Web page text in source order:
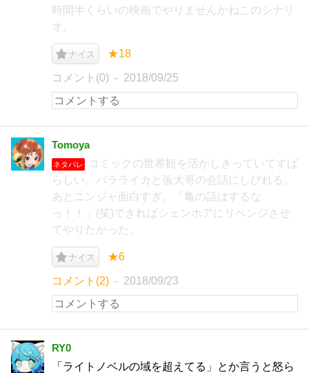
時間半くらいの映画でやりませんかねこのシナリ
オ。
ナイス ★18
コメント(0) 2018/09/25
Tomoya
ネタバレ
コミックの世界観を活かしきっていてすば
らしい。バラライカと張大哥の会話にしびれる。
あとニンジャ面白すぎ。「亀の話はするな
っ！！」(笑)できればシェンホアにリベンジさせ
てやりたかった。
ナイス ★6
コメント(2) 2018/09/23
RY0
「ライトノベルの域を超えてる」とか言うと怒ら